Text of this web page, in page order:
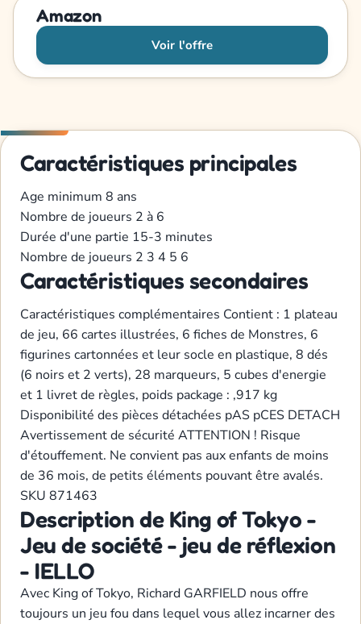
Amazon
Voir l'offre
Caractéristiques principales
Age minimum 8 ans
Nombre de joueurs 2 à 6
Durée d'une partie 15-3 minutes
Nombre de joueurs 2 3 4 5 6
Caractéristiques secondaires
Caractéristiques complémentaires Contient : 1 plateau
de jeu, 66 cartes illustrées, 6 fiches de Monstres, 6
figurines cartonnées et leur socle en plastique, 8 dés
(6 noirs et 2 verts), 28 marqueurs, 5 cubes d'energie
et 1 livret de règles, poids package : ,917 kg
Disponibilité des pièces détachées pAS pCES DETACH
Avertissement de sécurité ATTENTION ! Risque
d'étouffement. Ne convient pas aux enfants de moins
de 36 mois, de petits éléments pouvant être avalés.
SKU 871463
Description de King of Tokyo -
Jeu de société - jeu de réflexion
- IELLO
Avec King of Tokyo, Richard GARFIELD nous offre
toujours un jeu fou dans lequel vous allez incarner des